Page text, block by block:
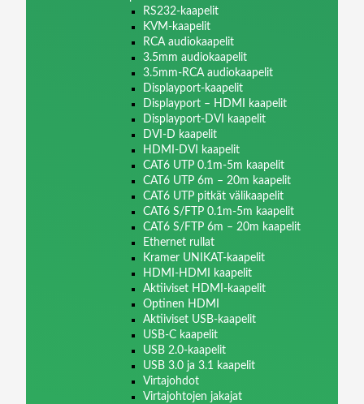
RS232-kaapelit
KVM-kaapelit
RCA audiokaapelit
3.5mm audiokaapelit
3.5mm-RCA audiokaapelit
Displayport-kaapelit
Displayport – HDMI kaapelit
Displayport-DVI kaapelit
DVI-D kaapelit
HDMI-DVI kaapelit
CAT6 UTP 0.1m-5m kaapelit
CAT6 UTP 6m – 20m kaapelit
CAT6 UTP pitkät välikaapelit
CAT6 S/FTP 0.1m-5m kaapelit
CAT6 S/FTP 6m – 20m kaapelit
Ethernet rullat
Kramer UNIKAT-kaapelit
HDMI-HDMI kaapelit
Aktiiviset HDMI-kaapelit
Optinen HDMI
Aktiiviset USB-kaapelit
USB-C kaapelit
USB 2.0-kaapelit
USB 3.0 ja 3.1 kaapelit
Virtajohdot
Virtajohtojen jakajat